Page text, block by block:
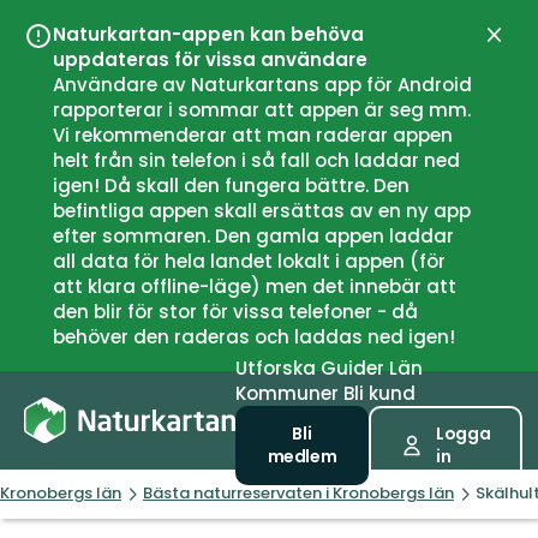
Naturkartan-appen kan behöva
uppdateras för vissa användare
Användare av Naturkartans app för Android
rapporterar i sommar att appen är seg mm.
Vi rekommenderar att man raderar appen
helt från sin telefon i så fall och laddar ned
igen! Då skall den fungera bättre. Den
befintliga appen skall ersättas av en ny app
efter sommaren. Den gamla appen laddar
all data för hela landet lokalt i appen (för
att klara offline-läge) men det innebär att
den blir för stor för vissa telefoner - då
behöver den raderas och laddas ned igen!
UtforskaGuiderLän
Kommuner Bli kund
Bli
medlem
Logga
in
Kronobergs län Bästa naturreservaten i Kronobergs län